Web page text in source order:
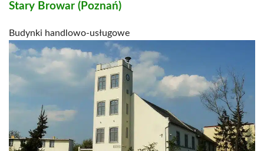
Stary Browar (Poznań)
Budynki handlowo-usługowe